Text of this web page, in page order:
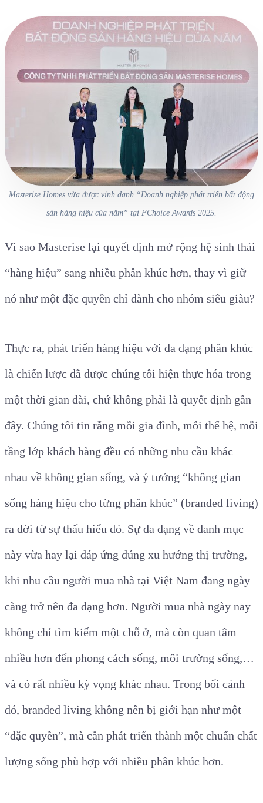
Masterise Homes vừa được vinh danh “Doanh nghiệp phát triển bất động
sản hàng hiệu của năm” tại FChoice Awards 2025.
Vì sao Masterise lại quyết định mở rộng hệ sinh thái
“hàng hiệu” sang nhiều phân khúc hơn, thay vì giữ
nó như một đặc quyền chỉ dành cho nhóm siêu giàu?
Thực ra, phát triển hàng hiệu với đa dạng phân khúc
là chiến lược đã được chúng tôi hiện thực hóa trong
một thời gian dài, chứ không phải là quyết định gần
đây. Chúng tôi tin rằng mỗi gia đình, mỗi thế hệ, mỗi
tầng lớp khách hàng đều có những nhu cầu khác
nhau về không gian sống, và ý tưởng “không gian
sống hàng hiệu cho từng phân khúc” (branded living)
ra đời từ sự thấu hiểu đó. Sự đa dạng về danh mục
này vừa hay lại đáp ứng đúng xu hướng thị trường,
khi nhu cầu người mua nhà tại Việt Nam đang ngày
càng trở nên đa dạng hơn. Người mua nhà ngày nay
không chỉ tìm kiếm một chỗ ở, mà còn quan tâm
nhiều hơn đến phong cách sống, môi trường sống,…
và có rất nhiều kỳ vọng khác nhau. Trong bối cảnh
đó, branded living không nên bị giới hạn như một
“đặc quyền”, mà cần phát triển thành một chuẩn chất
lượng sống phù hợp với nhiều phân khúc hơn.